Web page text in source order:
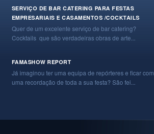
SERVIÇO DE BAR CATERING PARA FESTAS
EMPRESARIAIS E CASAMENTOS /COCKTAILS
Quer de um excelente serviço de bar catering?
Cocktails que são verdadeiras obras de arte...
FAMASHOW REPORT
Já imaginou ter uma equipa de repórteres e ficar com
uma recordação de toda a sua festa? São fei...